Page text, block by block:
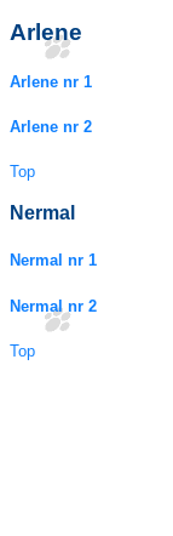
Arlene
Arlene nr 1
Arlene nr 2
Top
Nermal
Nermal nr 1
Nermal nr 2
Top